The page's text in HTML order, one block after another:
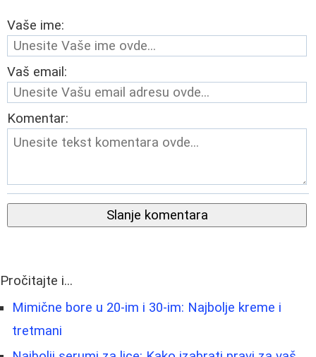
Vaše ime:
Vaš email:
Komentar:
Slanje komentara
Pročitajte i...
Mimične bore u 20-im i 30-im: Najbolje kreme i
tretmani